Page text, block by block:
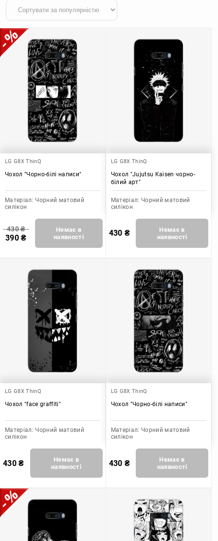
LG G8X ThinQ
Чохол "Чорно-білі написи"
Матеріал: Чорний матовий
силікон
430₴
390₴
Немає в
наявності
LG G8X ThinQ
Чохол "Jujutsu Kaisen чорно-
білий арт"
Матеріал: Чорний матовий
силікон
430 ₴
Немає в
наявності
LG G8X ThinQ
Чохол "face graffiti"
Матеріал: Чорний матовий
силікон
430₴
Немає в
наявності
LG G8X ThinQ
Чохол "Чорно-білі написи"
Матеріал: Чорний матовий
силікон
430 ₴
Немає в
наявності